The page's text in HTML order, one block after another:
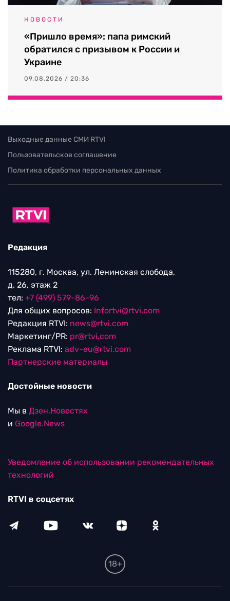
НОВОСТИ
«Пришло время»: папа римский
обратился с призывом к России и
Украине
09.08.2026 / 20:36
Выходные данные СМИ RTVI
Пользовательское соглашение
Политика обработки персональных данных
Редакция
115280, г. Москва, ул. Ленинская слобода,
д. 26, этаж 2
тел: +7 (499) 579-86-96
Для общих вопросов: Infortvi@rtvi.com
Редакция RTVI: news@rtvi.com
Маркетинг/PR: pr@rtvi.com
Реклама RTVI: adv-eu@rtvi.com
Партнерские материалы
Достойные новости
Мы в Дзен.Новостях
и Google.News
Уведомление об использовании рекомендательных
технологий
RTVI в соцсетях
18+